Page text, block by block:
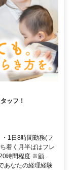
ッフ！
1日8時間勤務(フ
着く月半ばはフレ
時間程度 ※顧...
あなたの経理経験